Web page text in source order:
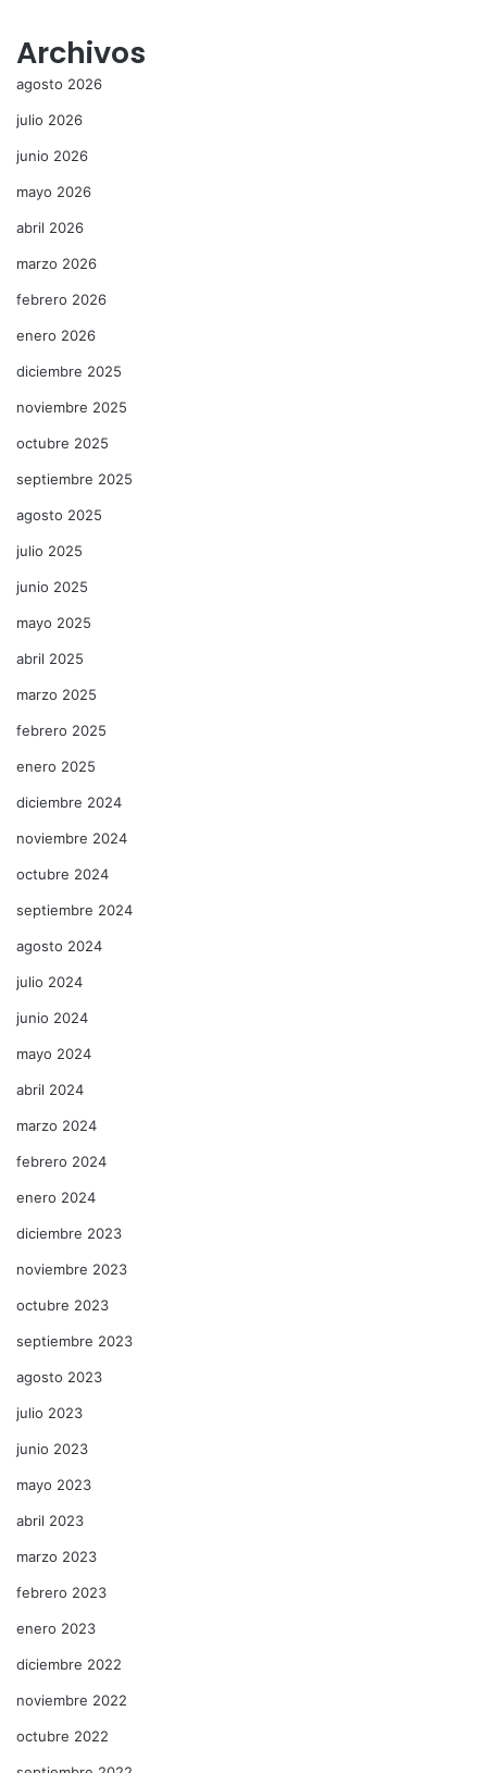
Archivos
agosto 2026
julio 2026
junio 2026
mayo 2026
abril 2026
marzo 2026
febrero 2026
enero 2026
diciembre 2025
noviembre 2025
octubre 2025
septiembre 2025
agosto 2025
julio 2025
junio 2025
mayo 2025
abril 2025
marzo 2025
febrero 2025
enero 2025
diciembre 2024
noviembre 2024
octubre 2024
septiembre 2024
agosto 2024
julio 2024
junio 2024
mayo 2024
abril 2024
marzo 2024
febrero 2024
enero 2024
diciembre 2023
noviembre 2023
octubre 2023
septiembre 2023
agosto 2023
julio 2023
junio 2023
mayo 2023
abril 2023
marzo 2023
febrero 2023
enero 2023
diciembre 2022
noviembre 2022
octubre 2022